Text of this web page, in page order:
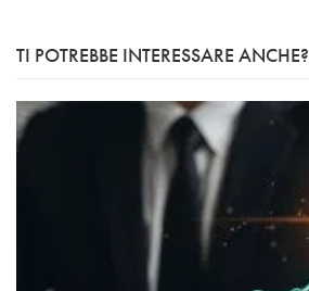
TI POTREBBE INTERESSARE ANCHE?